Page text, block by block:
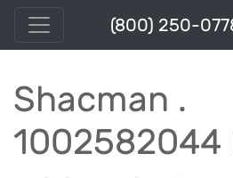
(800) 250-
Shacman .
1002582044